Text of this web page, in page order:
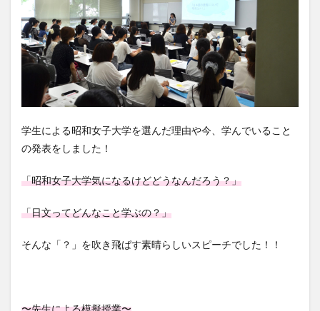
学生による昭和女子大学を選んだ理由や今、学んでいること
の発表をしました！
「昭和女子大学気になるけどどうなんだろう？」
「日文ってどんなこと学ぶの？」
そんな「？」を吹き飛ばす素晴らしいスピーチでした！！